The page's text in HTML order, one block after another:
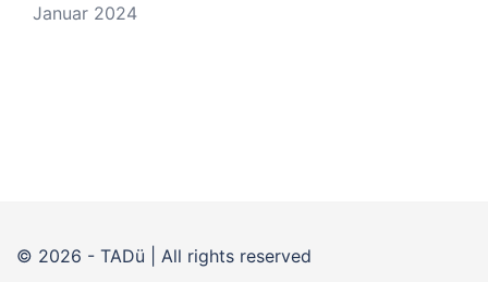
Januar 2024
© 2026 - TADü | All rights reserved